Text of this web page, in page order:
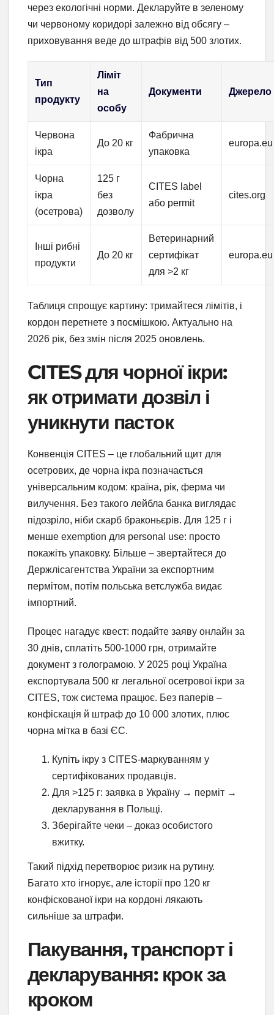
через екологічні норми. Декларуйте в зеленому
чи червоному коридорі залежно від обсягу –
приховування веде до штрафів від 500 злотих.
Тип
продукту
Ліміт
на
особу
Документи Джерело
Червона
ікра
До 20 кг
Фабрична
упаковка
europa.eu
Чорна
ікра
(осетрова)
125 г
без
дозволу
CITES label
або permit
cites.org
Інші рибні
продукти
До 20 кг
Ветеринарний
сертифікат
для >2 кг
europa.eu
Таблиця спрощує картину: тримайтеся лімітів, і
кордон перетнете з посмішкою. Актуально на
2026 рік, без змін після 2025 оновлень.
CITES для чорної ікри:
як отримати дозвіл і
уникнути пасток
Конвенція CITES – це глобальний щит для
осетрових, де чорна ікра позначається
універсальним кодом: країна, рік, ферма чи
вилучення. Без такого лейбла банка виглядає
підозріло, ніби скарб браконьєрів. Для 125 г і
менше exemption для personal use: просто
покажіть упаковку. Більше – звертайтеся до
Держлісагентства України за експортним
пермітом, потім польська ветслужба видає
імпортний.
Процес нагадує квест: подайте заяву онлайн за
30 днів, сплатіть 500-1000 грн, отримайте
документ з голограмою. У 2025 році Україна
експортувала 500 кг легальної осетрової ікри за
CITES, тож система працює. Без паперів –
конфіскація й штраф до 10 000 злотих, плюс
чорна мітка в базі ЄС.
Купіть ікру з CITES-маркуванням у
сертифікованих продавців.
Для >125 г: заявка в Україну → перміт →
декларування в Польщі.
Зберігайте чеки – доказ особистого
вжитку.
Такий підхід перетворює ризик на рутину.
Багато хто ігнорує, але історії про 120 кг
конфіскованої ікри на кордоні лякають
сильніше за штрафи.
Пакування, транспорт і
декларування: крок за
кроком